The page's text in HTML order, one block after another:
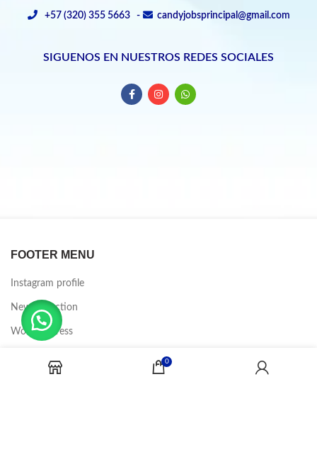
+57 (320) 355 5663 - candyjobsprincipal@gmail.com
SIGUENOS EN NUESTROS REDES SOCIALES
FOOTER MENU
Instagram profile
New Collection
Woman Dress
0